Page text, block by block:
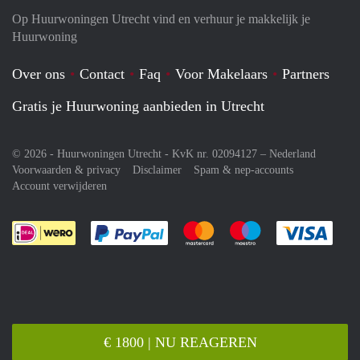
€ 1800 | NU REAGEREN
Op Huurwoningen Utrecht vind en verhuur je makkelijk je
Huurwoning
Over ons Contact Faq Voor Makelaars
Partners
Gratis je Huurwoning aanbieden in Utrecht
© 2026 - Huurwoningen Utrecht - KvK nr. 02094127 – Nederland
Voorwaarden & privacy
Disclaimer
Spam & nep-accounts
Account verwijderen
Je rekent gemakkelijk af met Paypal
Je rekent gemakkelijk af met
Je rekent